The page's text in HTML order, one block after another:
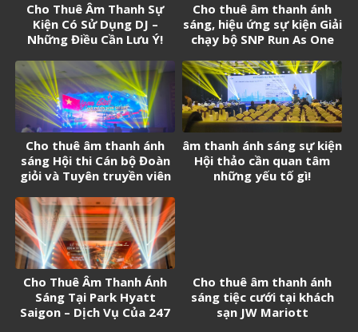
Cho Thuê Âm Thanh Sự
Kiện Có Sử Dụng DJ –
Những Điều Cần Lưu Ý!
Cho thuê âm thanh ánh
sáng, hiệu ứng sự kiện Giải
chạy bộ SNP Run As One
Cho thuê âm thanh ánh
sáng Hội thi Cán bộ Đoàn
giỏi và Tuyên truyền viên
2026
âm thanh ánh sáng sự kiện
Hội thảo cần quan tâm
những yếu tố gì!
Cho Thuê Âm Thanh Ánh
Sáng Tại Park Hyatt
Saigon – Dịch Vụ Của 247
Cho thuê âm thanh ánh
sáng tiệc cưới tại khách
sạn JW Mariott